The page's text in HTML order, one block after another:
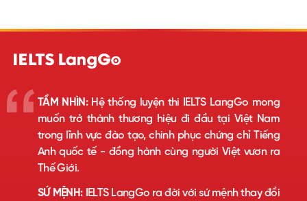
TẦM NHÌN:Hệ thống luyện thi IELTS LangGo mong
muốn trở thành thương hiệu đi đầu tại Việt Nam
trong lĩnh vực đào tạo, chinh phục chứng chỉ Tiếng
Anh quốc tế - đồng hành cùng người Việt vươn ra
Thế Giới.
SỨ MỆNH:IELTS LangGo ra đời với sứ mệnh thay đổi